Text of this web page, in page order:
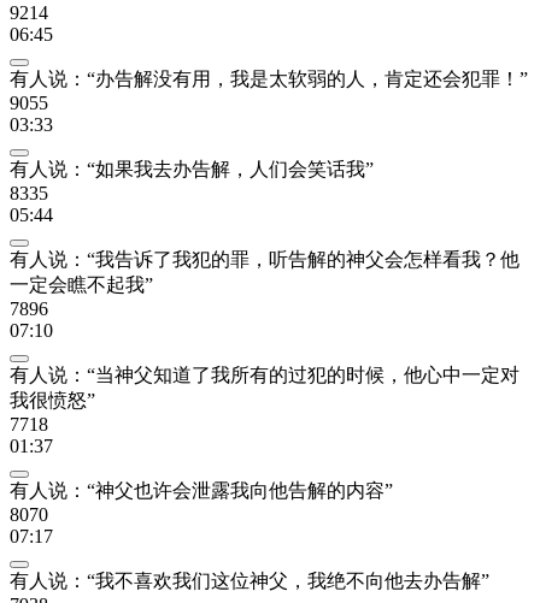
9214
06:45
有人说：“办告解没有用，我是太软弱的人，肯定还会犯罪！”
9055
03:33
有人说：“如果我去办告解，人们会笑话我”
8335
05:44
有人说：“我告诉了我犯的罪，听告解的神父会怎样看我？他
一定会瞧不起我”
7896
07:10
有人说：“当神父知道了我所有的过犯的时候，他心中一定对
我很愤怒”
7718
01:37
有人说：“神父也许会泄露我向他告解的内容”
8070
07:17
有人说：“我不喜欢我们这位神父，我绝不向他去办告解”